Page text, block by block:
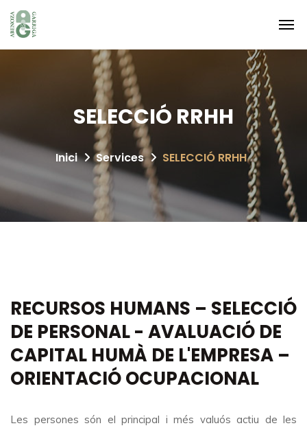
SELECCIÓ RRHH
Inici Services SELECCIÓ RRHH
RECURSOS HUMANS – SELECCIÓ
DE PERSONAL - AVALUACIÓ DE
CAPITAL HUMÀ DE L'EMPRESA –
ORIENTACIÓ OCUPACIONAL
Les persones són el principal i més valuós actiu de les